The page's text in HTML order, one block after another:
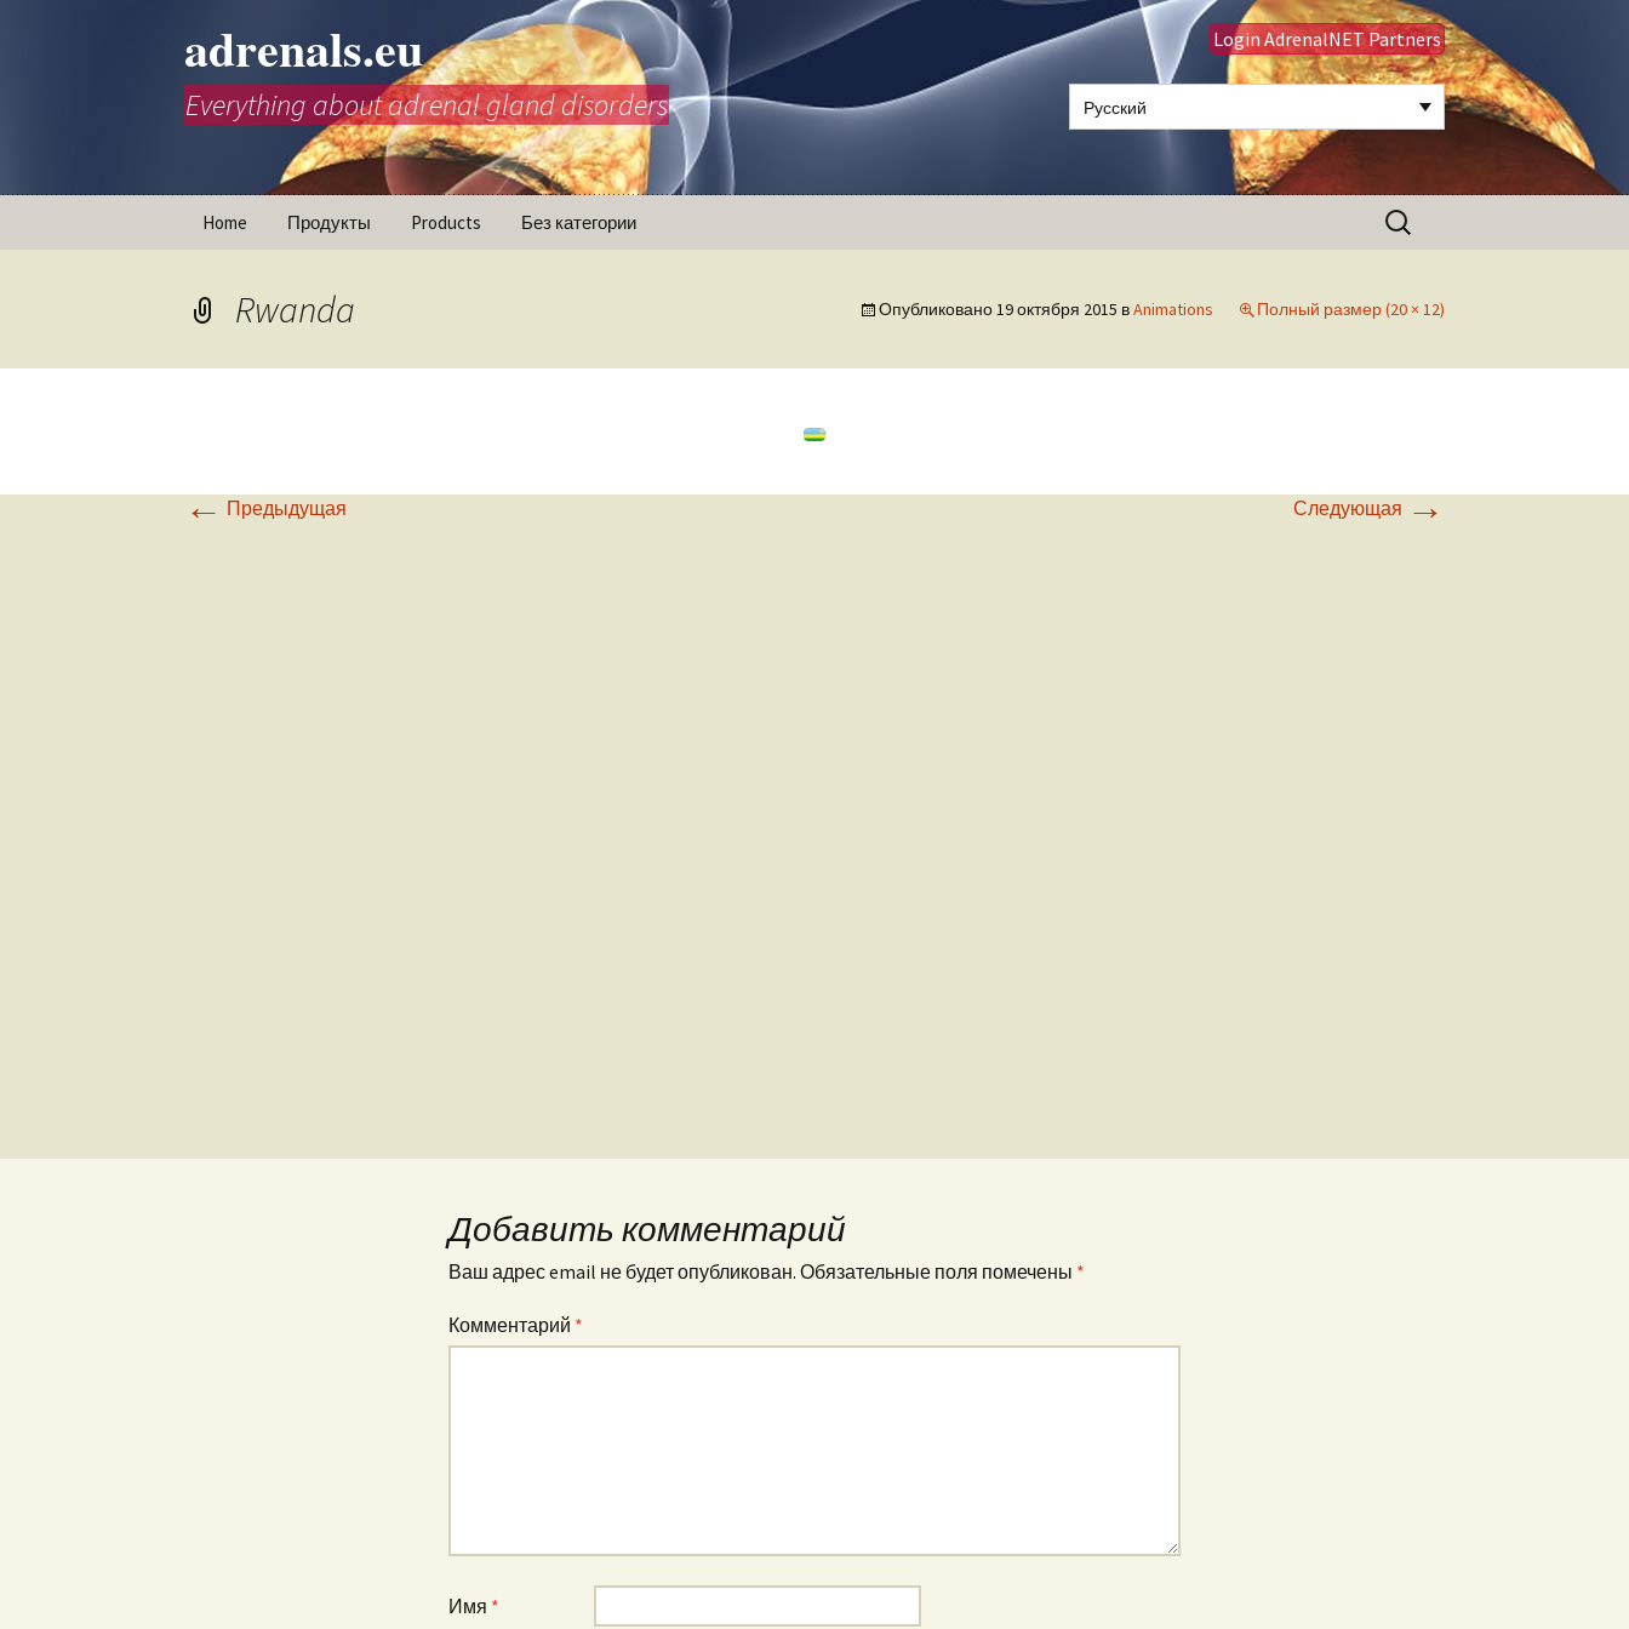
adrenals.eu
Everything about adrenal gland disorders
Login AdrenalNET Partners
Русский
Home Продукты Products Без категории
Найти:
Rwanda Опубликовано19 октября 2015 вAnimations Полный размер (20 × 12)
← Предыдущая Следующая →
Добавить комментарий
Ваш адрес email не будет опубликован. Обязательные поля помечены *
Комментарий *
Имя *